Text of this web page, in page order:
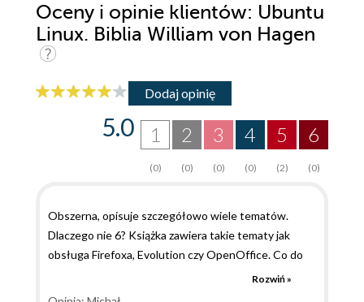
Oceny i opinie klientów: Ubuntu
Linux. Biblia William von Hagen
Dodaj opinię
6
(0)
5
(2)
4
(0)
3
(0)
2
(0)
1
(0)
5.0
Obszerna, opisuje szczegółowo wiele tematów.
Dlaczego nie 6? Książka zawiera takie tematy jak
obsługa Firefoxa, Evolution czy OpenOffice. Co do
dwóch pierwszych - poczytać można w internecie. A
do OO.org są inne, osobne książki. Uważam, że
Rozwiń »